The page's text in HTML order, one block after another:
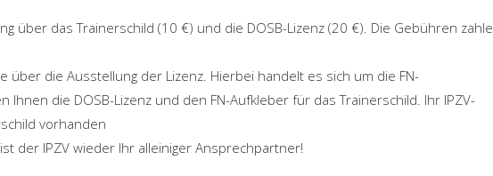
über das Trainerschild (10 €) und die DOSB-Lizenz (20 €). Die Gebühren
über die Ausstellung der Lizenz. Hierbei handelt es sich um die FN-
Ihnen die DOSB-Lizenz und den FN-Aufkleber für das Trainerschild. Ihr IPZV-
vorhanden
der IPZV wieder Ihr alleiniger Ansprechpartner!